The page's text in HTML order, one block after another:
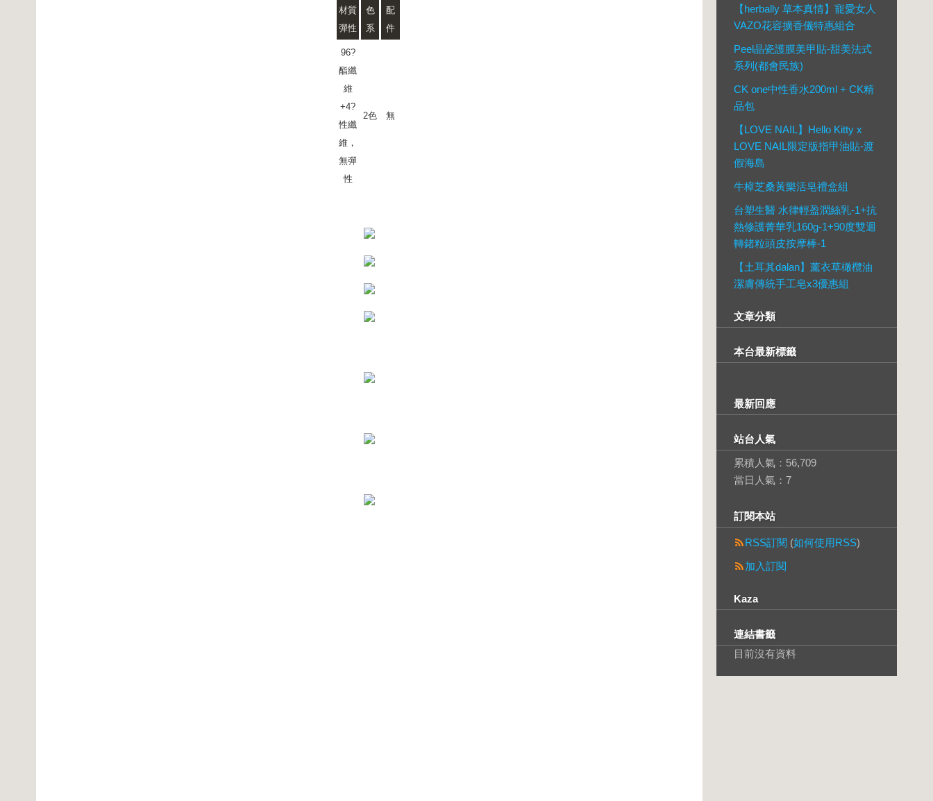
材質
彈性
色
系
配
件
96?
酯纖
維
+4?
性纖
維，
無彈
性
2色 無
【herbally 草本真情】寵愛女人
VAZO花容擴香儀特惠組合
Peel晶瓷護膜美甲貼-甜美法式
系列(都會民族)
CK one中性香水200ml + CK精
品包
【LOVE NAIL】Hello Kitty x
LOVE NAIL限定版指甲油貼-渡
假海島
牛樟芝桑黃樂活皂禮盒組
台塑生醫 水律輕盈潤絲乳-1+抗
熱修護菁華乳160g-1+90度雙迴
轉鍺粒頭皮按摩棒-1
【土耳其dalan】薰衣草橄欖油
潔膚傳統手工皂x3優惠組
文章分類
本台最新標籤
最新回應
站台人氣
累積人氣： 56,709
當日人氣： 7
訂閱本站
RSS訂閱 (如何使用RSS)
加入訂閱
Kaza
連結書籤
目前沒有資料